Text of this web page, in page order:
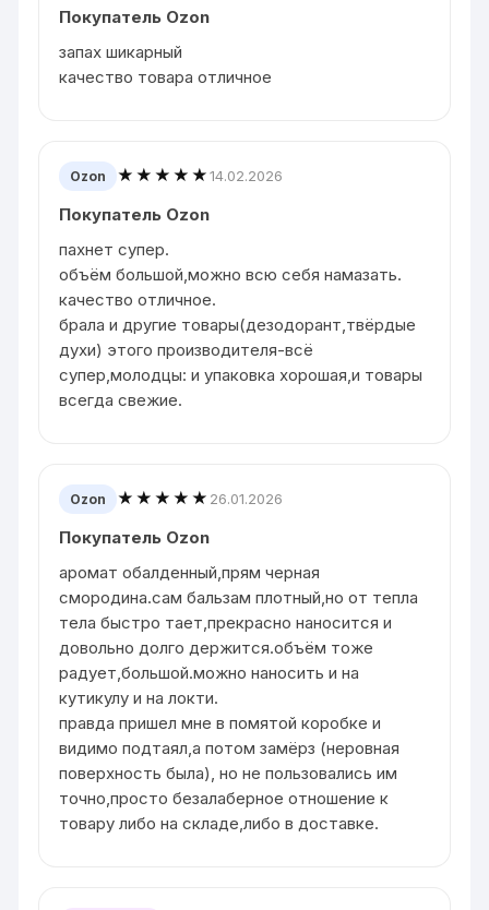
Покупатель Ozon
запах шикарный
качество товара отличное
Ozon ★★★★★14.02.2026
Покупатель Ozon
пахнет супер.
объём большой,можно всю себя намазать.
качество отличное.
брала и другие товары(дезодорант,твёрдые
духи) этого производителя-всё
супер,молодцы: и упаковка хорошая,и товары
всегда свежие.
Ozon ★★★★★ 26.01.2026
Покупатель Ozon
аромат обалденный,прям черная
смородина.сам бальзам плотный,но от тепла
тела быстро тает,прекрасно наносится и
довольно долго держится.объём тоже
радует,большой.можно наносить и на
кутикулу и на локти.
правда пришел мне в помятой коробке и
видимо подтаял,а потом замёрз (неровная
поверхность была), но не пользовались им
точно,просто безалаберное отношение к
товару либо на складе,либо в доставке.